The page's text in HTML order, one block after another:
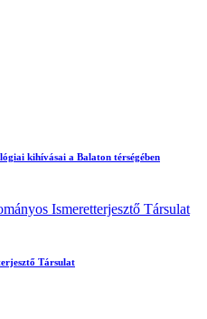
kihívásai a Balaton térségében
Társulat